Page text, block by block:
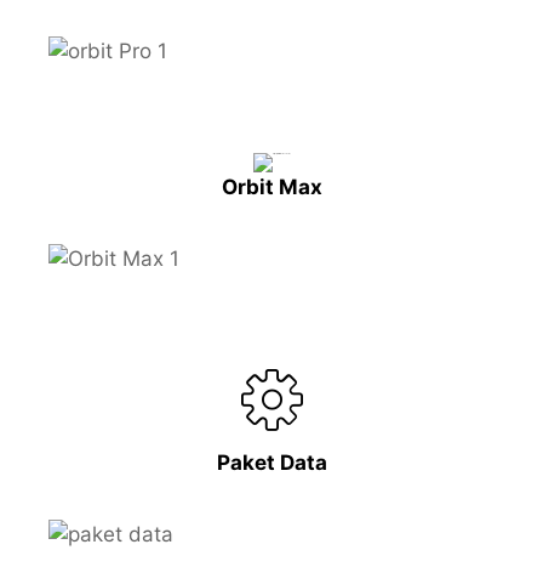
Orbit Max
Paket Data